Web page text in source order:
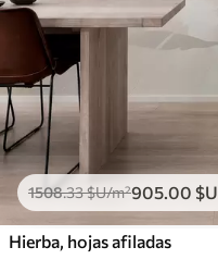
1508.33$U/m²905.00 $U
Hierba, hojas afiladas